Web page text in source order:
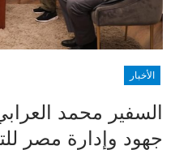
الأخبار
السفير محمد
جهود وإدارة مصر